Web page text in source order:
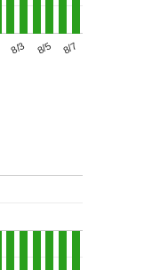
8/3 8/5 8/7